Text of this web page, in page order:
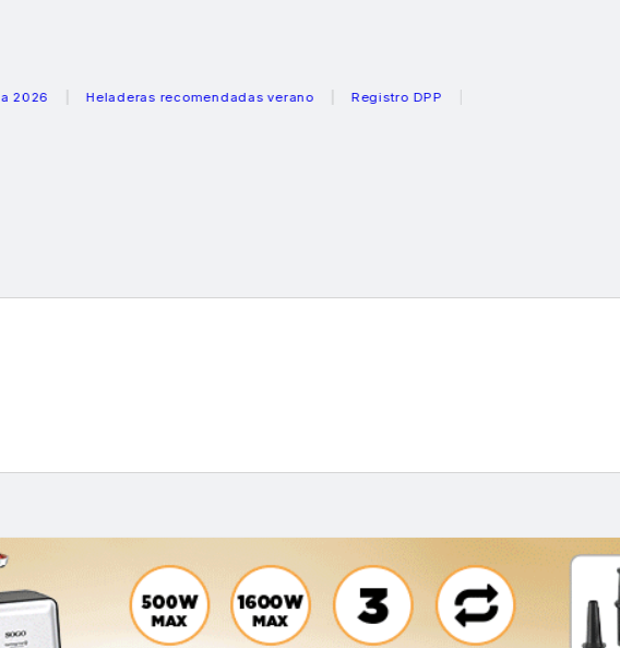
Heladeras recomendadas verano Registro DPP